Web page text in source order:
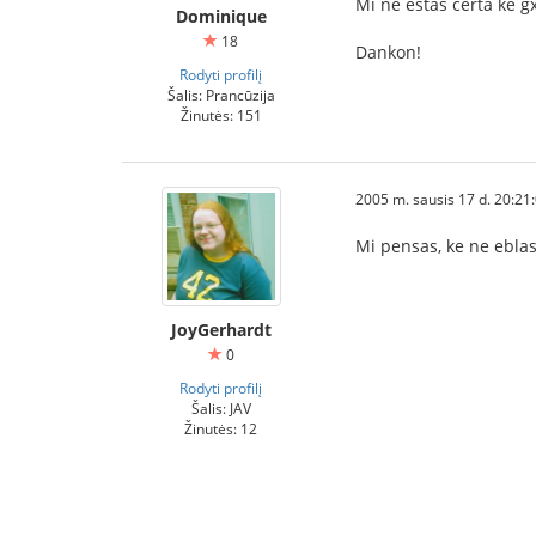
Dominique
18
Rodyti profilį
Šalis: Prancūzija
Žinutės: 151
Dankon!
JoyGerhardt
0
Rodyti profilį
Šalis: JAV
Žinutės: 12
2005 m. sausis 17 d.
Mi pensas, ke ne